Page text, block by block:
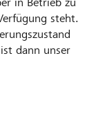
in Betrieb zu
steht.
dann unser